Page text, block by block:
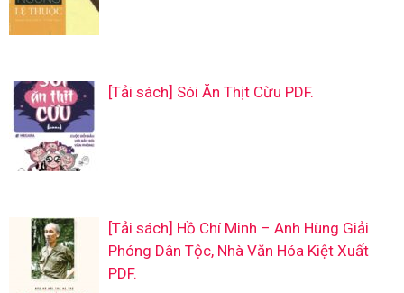
[Tải sách] Sói Ăn Thịt Cừu PDF.
[Tải sách] Hồ Chí Minh – Anh Hùng Giải
Phóng Dân Tộc, Nhà Văn Hóa Kiệt Xuất
PDF.